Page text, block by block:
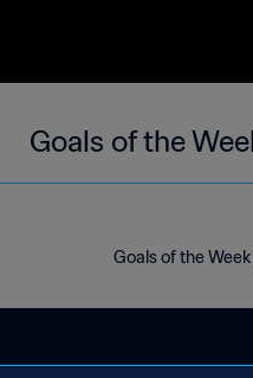
Goals of the
Goals of the